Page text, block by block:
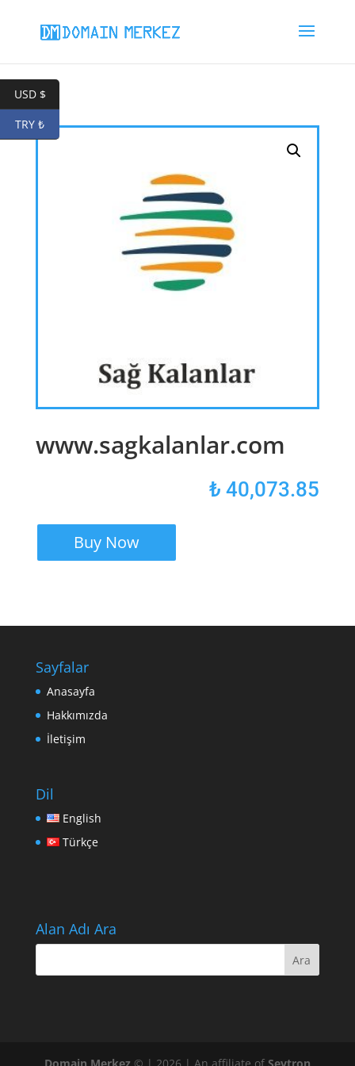
www.sagkalanlar.com
₺ 40,073.85
Buy Now
Sayfalar
Anasayfa
Hakkımızda
İletişim
Dil
English
Türkçe
Alan Adı Ara
USD $
TRY ₺